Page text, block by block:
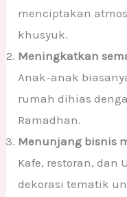
menciptakan
khusyuk.
Meningkatkan
Anak-anak
rumah dihias
Ramadhan.
Menunjang bisnis
Kafe, restoran, dan
dekorasi tematik